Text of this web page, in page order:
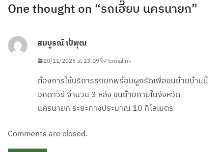
One thought on “รถเฮี๊ยบ นครนายก”
สมบูรณ์ เป้พุฒ
20/11/2023 at 13:09 Permalink
ต้องการใช้บริการรถยกพร้อมผูกรัดเพื่อขนย้ายบ้านน๊
อกดาวร์ จำนวน 3 หลัง ขนย้ายภายในจังหวัด
นครนายก ระยะทางประมาณ 10 กิโลเมตร
Comments are closed.